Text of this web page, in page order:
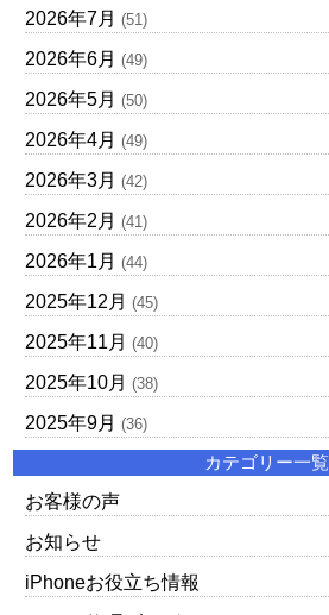
2026年7月 (51)
2026年6月 (49)
2026年5月 (50)
2026年4月 (49)
2026年3月 (42)
2026年2月 (41)
2026年1月 (44)
2025年12月 (45)
2025年11月 (40)
2025年10月 (38)
2025年9月 (36)
カテゴリー一覧
お客様の声
お知らせ
iPhoneお役立ち情報